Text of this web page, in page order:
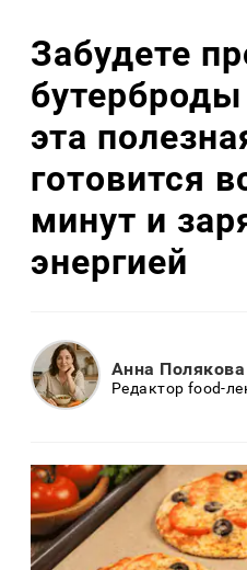
Забудете
эта
готовится
минут и
энергией
Анна Полякова
Редактор food-